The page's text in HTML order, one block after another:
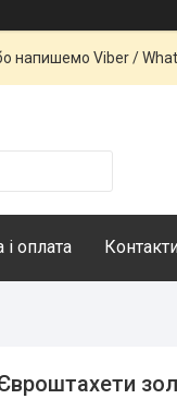
напишемо Viber /
оплата